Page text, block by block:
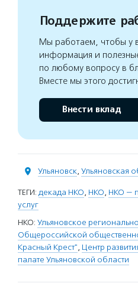
Поддержите
Мы работаем, чтобы у
информация и
по любому вопросу в
Вместе мы этого
Внести вклад
Ульяновск, Ульяновская
ТЕГИ: декада НКО, НКО, НКО —
услуг
НКО: Ульяновское
Общероссийской
Красный Крест", Центр
палате Ульяновской области